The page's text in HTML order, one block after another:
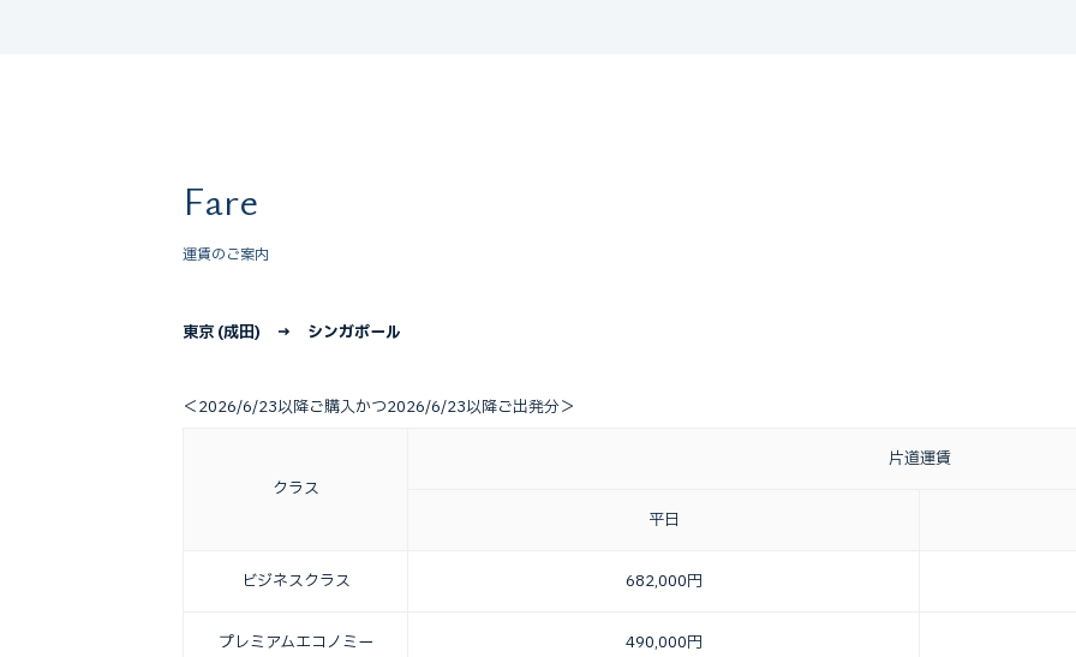
Fare
運賃のご案内
東京 (成田) → シンガポール
＜2026/6/23以降ご購入かつ2026/6/23以降ご出発分＞
クラス
片道運賃
平日
ビジネスクラス 682,000円
プレミアムエコノミー 490,000円